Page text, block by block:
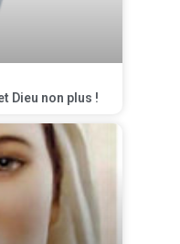
Dieu non plus !